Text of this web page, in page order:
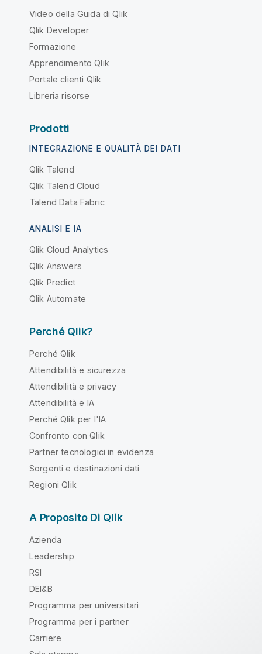
Video della Guida di Qlik
Qlik Developer
Formazione
Apprendimento Qlik
Portale clienti Qlik
Libreria risorse
Prodotti
INTEGRAZIONE E QUALITÀ DEI DATI
Qlik Talend
Qlik Talend Cloud
Talend Data Fabric
ANALISI E IA
Qlik Cloud Analytics
Qlik Answers
Qlik Predict
Qlik Automate
Perché Qlik?
Perché Qlik
Attendibilità e sicurezza
Attendibilità e privacy
Attendibilità e IA
Perché Qlik per l'IA
Confronto con Qlik
Partner tecnologici in evidenza
Sorgenti e destinazioni dati
Regioni Qlik
A Proposito Di Qlik
Azienda
Leadership
RSI
DEI&B
Programma per universitari
Programma per i partner
Carriere